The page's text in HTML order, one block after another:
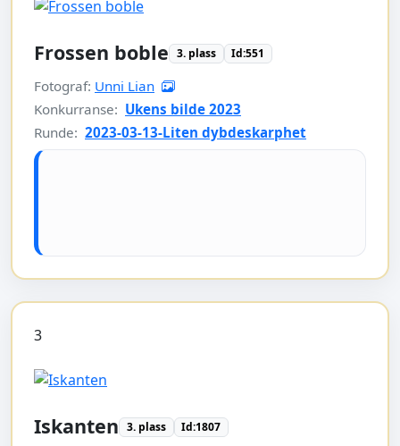
Frossen boble 3. plass Id:551
Fotograf: Unni Lian
Konkurranse: Ukens bilde 2023
Runde: 2023-03-13-Liten dybdeskarphet
3
Iskanten 3. plass Id:1807